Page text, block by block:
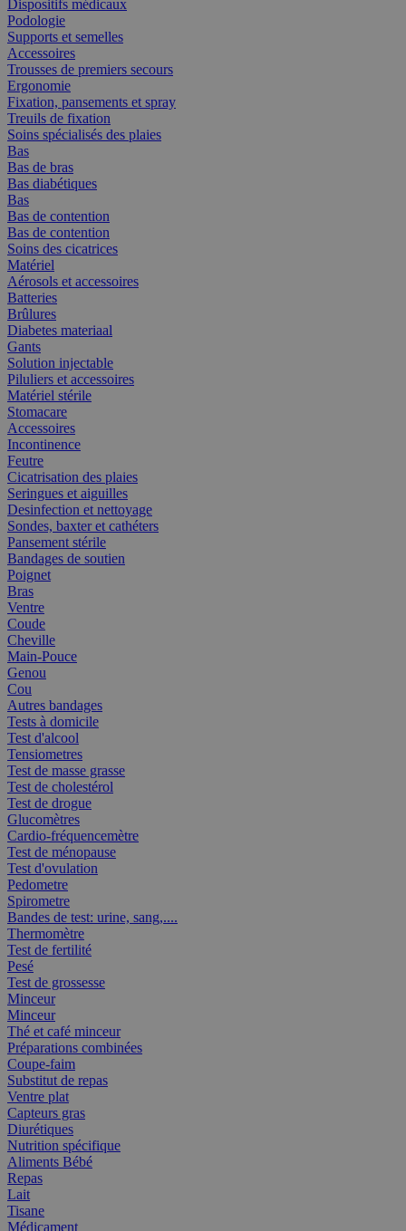
Dispositifs médicaux
Podologie
Supports et semelles
Accessoires
Trousses de premiers secours
Ergonomie
Fixation, pansements et spray
Treuils de fixation
Soins spécialisés des plaies
Bas
Bas de bras
Bas diabétiques
Bas
Bas de contention
Bas de contention
Soins des cicatrices
Matériel
Aérosols et accessoires
Batteries
Brûlures
Diabetes materiaal
Gants
Solution injectable
Piluliers et accessoires
Matériel stérile
Stomacare
Accessoires
Incontinence
Feutre
Cicatrisation des plaies
Seringues et aiguilles
Desinfection et nettoyage
Sondes, baxter et cathéters
Pansement stérile
Bandages de soutien
Poignet
Bras
Ventre
Coude
Cheville
Main-Pouce
Genou
Cou
Autres bandages
Tests à domicile
Test d'alcool
Tensiometres
Test de masse grasse
Test de cholestérol
Test de drogue
Glucomètres
Cardio-fréquencemètre
Test de ménopause
Test d'ovulation
Pedometre
Spirometre
Bandes de test: urine, sang,....
Thermomètre
Test de fertilité
Pesé
Test de grossesse
Minceur
Minceur
Thé et café minceur
Préparations combinées
Coupe-faim
Substitut de repas
Ventre plat
Capteurs gras
Diurétiques
Nutrition spécifique
Aliments Bébé
Repas
Lait
Tisane
Médicament